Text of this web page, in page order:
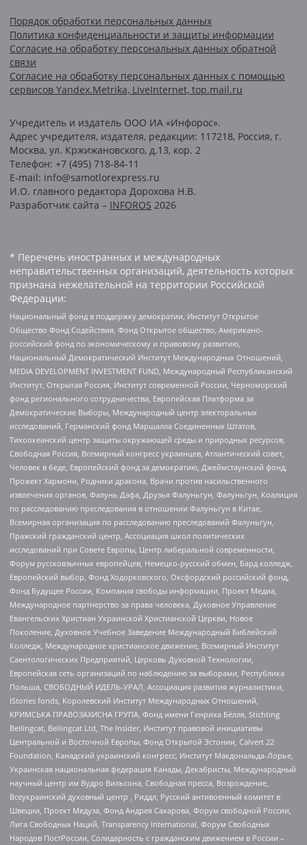
Порядок обработки персональных данных
Политика конфиденциальности и защиты информации
Согласие на обработку персональных данных обратной
связи
Согласие на обработку персональных данных с помощью
сервисов Yandex.Metrika, LiveInternet, top.mail.ru
Учредитель и издатель ООО ИА «Инфорос».
Адрес учредителя, издателя, редакции: 117218, Россия, г.
Москва, ул. Кржижановского, д.13, кор. 2
Телефон: +7 (495) 718-84-11
E-mail: info@samotlorexpress.ru
И.О. главного редактора Дорохова Н.В.
Разработчик сайта – INFOROS 2026
* Перечень иностранных и международных
неправительственных организаций, деятельность которых
признана нежелательной на территории Российской
Федерации:
Национальный фонд в поддержку демократии, Институт Открытое
Общество Фонд Содействия, Фонд Открытое общество, Американо-
российский фонд по экономическому и правовому развитию,
Национальный Демократический Институт Международных Отношений,
MEDIA DEVELOPMENT INVESTMENT FUND, Международный Республиканский
Институт, Открытая Россия, Институт современной России, Черноморский
фонд регионального сотрудничества, Европейская Платформа за
Демократические Выборы, Международный центр электоральных
исследований, Германский фонд Маршалла Соединенных Штатов,
Тихоокеанский центр защиты окружающей среды и природных ресурсов,
Свободная Россия, Всемирный конгресс украинцев, Атлантический совет,
Человек в беде, Европейский фонд за демократию, Джеймстаунский фонд,
Прожект Хармони, Родники дракона, Врачи против насильственного
извлечения органов, Фалунь Дафа, Друзья Фалуньгун, Фалуньгун, Коалиция
по расследованию преследования в отношении Фалуньгун в Китае,
Всемирная организация по расследованию преследований Фалуньгун,
Пражский гражданский центр, Ассоциация школ политических
исследований при Совете Европы, Центр либеральной современности,
Форум русскоязычных европейцев, Немецко-русский обмен, Бард колледж,
Европейский выбор, Фонд Ходорковского, Оксфордский российский фонд,
Фонд Будущее России, Компания свободы информации, Проект Медиа,
Международное партнерство за права человека, Духовное Управление
Евангельских Христиан Украинской Христианской Церкви, Новое
Поколение, Духовное Учебное Заведение Международный Библейский
Колледж, Международное христианское движение, Всемирный Институт
Саентологических Предприятий, Церковь Духовной Технологии,
Европейская сеть организаций по наблюдению за выборами, Республика
Польша, СВОБОДНЫЙ ИДЕЛЬ-УРАЛ, Ассоциация развития журналистики,
IStories fonds, Королевский Институт Международных Отношений,
КРИМСЬКА ПРАВОЗАХИСНА ГРУПА, Фонд имени Генриха Бёлля, Stichting
Bellingcat, Bellingcat Ltd, The Insider, Институт правовой инициативы
Центральной и Восточной Европы, Фонд Открытой Эстонии, Calvert 22
Foundation, Канадский украинский конгресс, Институт Макдональда-Лорье,
Украинская национальная федерация Канады, Декабристы, Международный
научный центр им Вудро Вильсона, Свободная пресса, Возрождение,
Всеукраинский духовный центр , Риддл, Русский антивоенный комитет в
Швеции, Проект Медуза, Фонд Андрея Сахарова, Форум свободной России,
Лига Свободных Наций, Transparеncy International, Форум Свободных
Народов ПостРоссии, Солидарность с гражданским движением в России –